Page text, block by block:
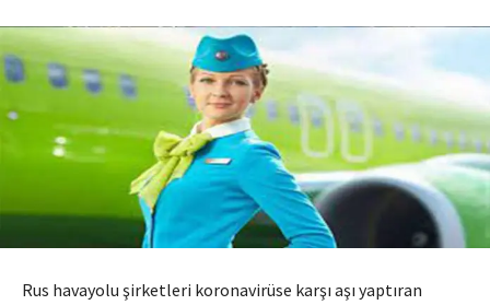
Rus havayolu şirketleri koronavirüse karşı aşı yaptıran